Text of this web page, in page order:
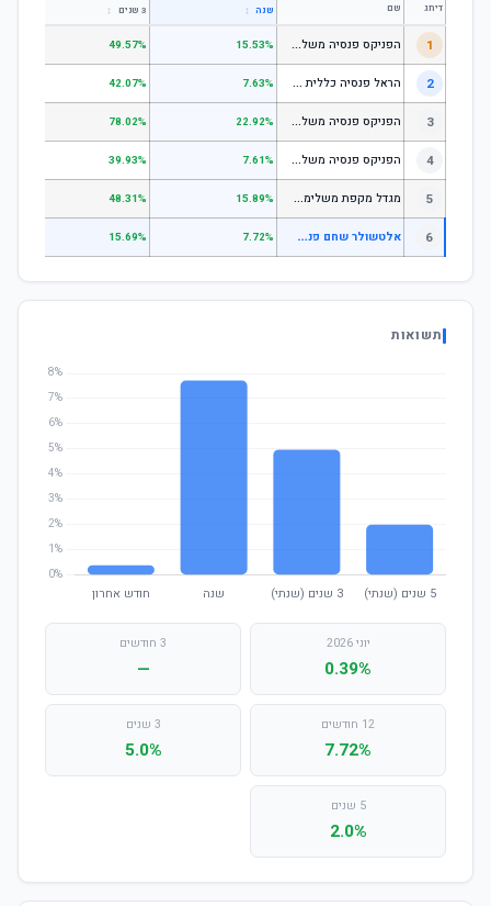
דירוג שם שנה ↕ 3 שנים ↕
1 ה
פניקס פנסיה משלימה - מסלול לבני 50 ומטה 15.53%
49.57%
2 ה
ראל פנסיה כללית עוקב מדד s1;p 7.63%
42.07%
3 ה
פניקס פנסיה משלימה - מניות 22.92%
78.02%
4 ה
פניקס פנסיה משלימה עוקב מדד S1;P500 7.61%
39.93%
5 מ
גדל מקפת משלימה לבני 50 ומטה 15.89%
48.31%
6 א
לטשולר שחם פנסיה כללית בסיסי למקבלי קצבה 7.72%
15.69%
תשואות
יוני 2026
0.39%
3 חודשים
—
12 חודשים
7.72%
3 שנים
5.0%
5 שנים
2.0%